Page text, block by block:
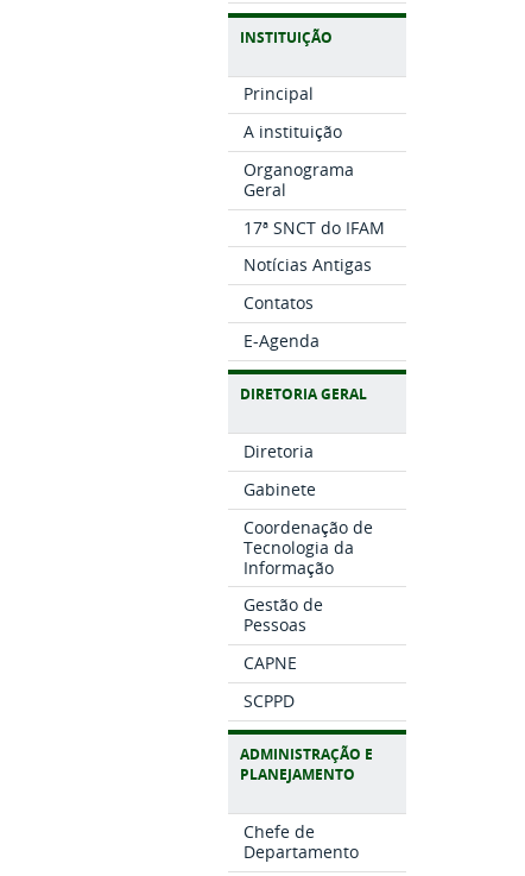
INSTITUIÇÃO
Principal
A instituição
Organograma
Geral
17ª SNCT do IFAM
Notícias Antigas
Contatos
E-Agenda
DIRETORIA GERAL
Diretoria
Gabinete
Coordenação de
Tecnologia da
Informação
Gestão de
Pessoas
CAPNE
SCPPD
ADMINISTRAÇÃO E
PLANEJAMENTO
Chefe de
Departamento